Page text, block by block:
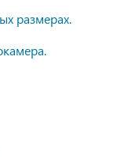
размерах.